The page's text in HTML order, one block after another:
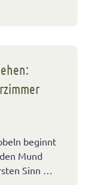
beginnt
Mund
Sinn …